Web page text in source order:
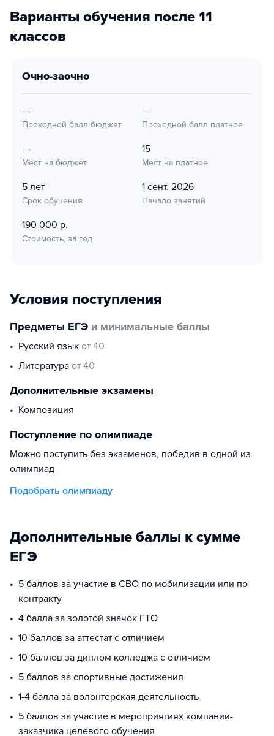
Варианты обучения после 11
классов
очно-заочно
—
Проходной балл бюджет
—
Проходной балл платное
—
Мест на бюджет
15
Мест на платное
5 лет
Срок обучения
1 сент. 2026
Начало занятий
190 000 р.
Стоимость, за год
Условия поступления
Предметы ЕГЭ и минимальные баллы
русский язык от 40
литература от 40
Дополнительные экзамены
композиция
Поступление по олимпиаде
Можно поступить без экзаменов, победив в одной из
олимпиад
Подобрать олимпиаду
Дополнительные баллы к сумме
ЕГЭ
5 баллов за участие в СВО по мобилизации или по
контракту
4 балла за золотой значок ГТО
10 баллов за аттестат с отличием
10 баллов за диплом колледжа с отличием
5 баллов за спортивные достижения
1-4 балла за волонтерская деятельность
5 баллов за участие в мероприятиях компании-
заказчика целевого обучения